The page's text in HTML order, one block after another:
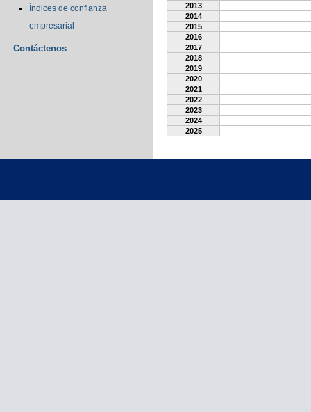
Índices de confianza
empresarial
Contáctenos
2013
2014
2015
2016
2017
2018
2019
2020
2021
2022
2023
2024
2025